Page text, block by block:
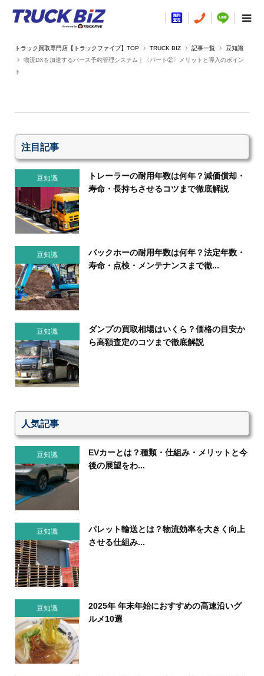
TRUCK BIZ 記事一覧
豆知識
物流DXを加速するバース予約管理システム｜〈パート②〉メリットと導入のポイン
ト
注目記事
豆知識
トレーラーの耐用年数は何年？減価償却・
寿命・長持ちさせるコツまで徹底解説
豆知識
バックホーの耐用年数は何年？法定年数・
寿命・点検・メンテナンスまで徹...
豆知識
ダンプの買取相場はいくら？価格の目安か
ら高額査定のコツまで徹底解説
人気記事
豆知識
EVカーとは？種類・仕組み・メリットと今
後の展望をわ...
豆知識
パレット輸送とは？物流効率を大きく向上
させる仕組み...
豆知識
2025年 年末年始におすすめの高速沿いグ
ルメ10選